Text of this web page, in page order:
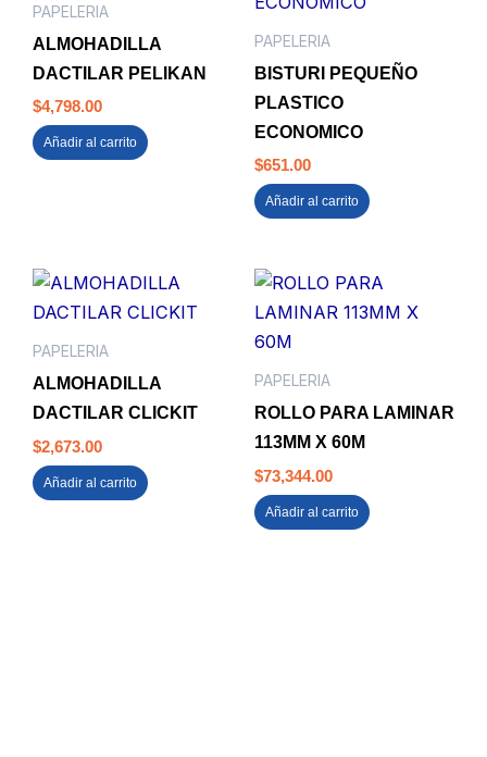
PAPELERIA
ALMOHADILLA
DACTILAR PELIKAN
$4,798.00
Añadir al carrito
PAPELERIA
BISTURI PEQUEÑO
PLASTICO
ECONOMICO
$651.00
Añadir al carrito
PAPELERIA
ALMOHADILLA
DACTILAR CLICKIT
$2,673.00
Añadir al carrito
PAPELERIA
ROLLO PARA LAMINAR
113MM X 60M
$73,344.00
Añadir al carrito